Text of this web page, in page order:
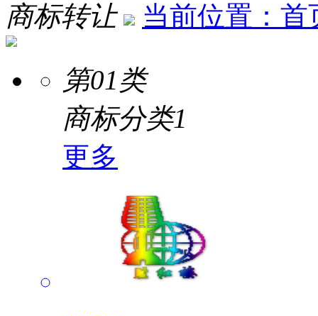
商标转让 当前位置：
第01类
商标分类1
更多